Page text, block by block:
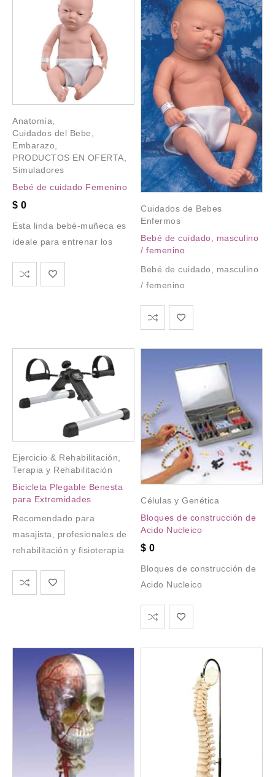
Anatomía
Cuidados del Bebe
Embarazo
PRODUCTOS EN OFERTA
Simuladores
Bebé de cuidado Femenino
$ 0
Esta linda bebé-muñeca es
ideale para entrenar los
Cuidados de Bebes
Enfermos
Bebé de cuidado, masculino
/ femenino
Bebé de cuidado, masculino
/ femenino
Ejercicio & Rehabilitación,
Terapia y Rehabilitación
Bicicleta Plegable Benesta
para Extremidades
Recomendado para
masajista, profesionales de
rehabilitación y fisioterapia
Células y Genética
Bloques de construcción de
Acido Nucleico
$ 0
Bloques de construcción de
Acido Nucleico